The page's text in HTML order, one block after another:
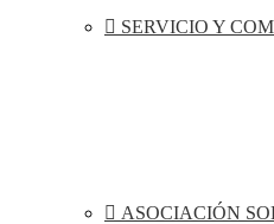
SERVICIO Y
ASOCIACIÓN